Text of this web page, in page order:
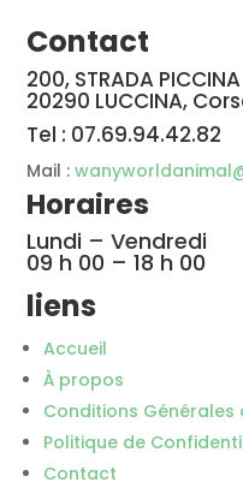
Contact
200, STRADA
20290 LUCCINA,
Tel : 07.69.94.42.82
Mail :
Horaires
Lundi – Vendredi
09 h 00 – 18 h 00
liens
Accueil
À propos
Conditions Générales
Politique de
Contact